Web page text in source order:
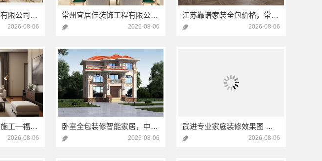
嘉兴锦居装饰材料有限公司：秀洲区公寓装饰排名
2026-08-06
常州宜居佳装饰工程有限公司：武进全包装修施工专业可靠
2026-08-06
江苏靠谱家装全包价格，常州宜居佳装饰工程有限公司为您解析
2026-08-06
新房家庭装修硬装施工—福建尚艺空间新材料科技有限公司
2026-08-06
卧室全包装修智能家居，中蓝建投武功分公司
2026-08-06
武进专业家庭装修效果图 常州宜居佳装饰工程有限公司
2026-08-06